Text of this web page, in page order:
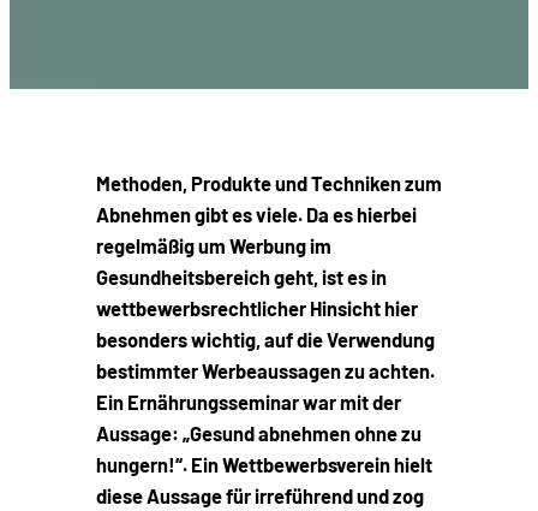
Methoden, Produkte und Techniken zum
Abnehmen gibt es viele. Da es hierbei
regelmäßig um Werbung im
Gesundheitsbereich geht, ist es in
wettbewerbsrechtlicher Hinsicht hier
besonders wichtig, auf die Verwendung
bestimmter Werbeaussagen zu achten.
Ein Ernährungsseminar war mit der
Aussage: „Gesund abnehmen ohne zu
hungern!“. Ein Wettbewerbsverein hielt
diese Aussage für irreführend und zog